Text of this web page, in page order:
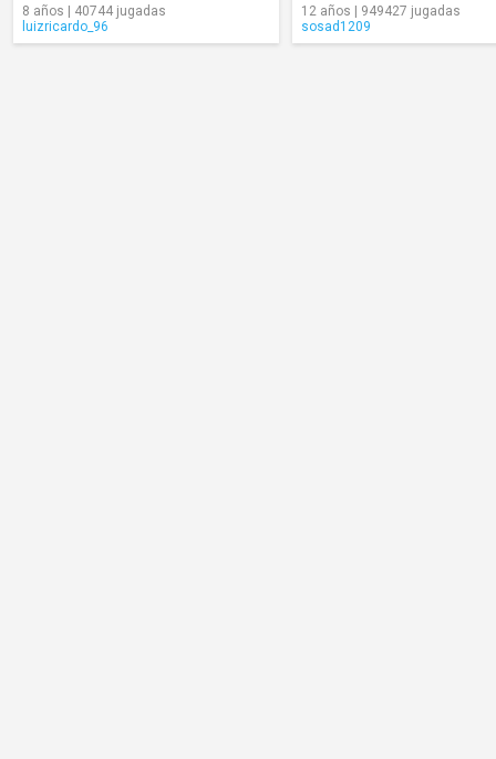
8 años | 40744 jugadas
luizricardo_96
12 años | 949427 jugadas
sosad1209